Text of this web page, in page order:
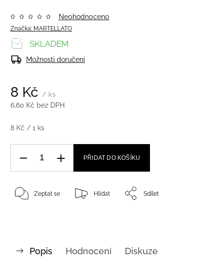
Značka: MARTELLATO
Neohodnoceno
8 Kč / ks
6,60 Kč bez DPH
8 Kč / 1 ks
SKLADEM
Možnosti doručení
PŘIDAT DO KOŠÍKU
Zeptat se Hlídat Sdílet
Popis Hodnocení Diskuze